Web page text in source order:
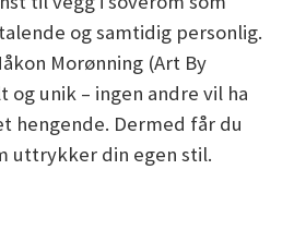
og samtidig personlig.
Morønning (Art By
og unik – ingen andre vil ha
hengende. Dermed får du
uttrykker din egen stil.